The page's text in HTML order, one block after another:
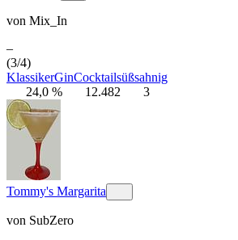
von Mix_In
–
(3/4)
KlassikerGinCocktailsüßsahnig
24,0 %
12.482 3
Tommy's Margarita
von SubZero